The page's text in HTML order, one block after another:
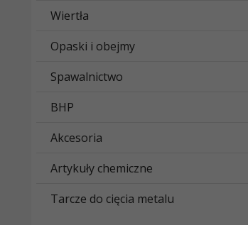
Wiertła
Opaski i obejmy
Spawalnictwo
BHP
Akcesoria
Artykuły chemiczne
Tarcze do cięcia metalu